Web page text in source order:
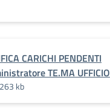
CARICHI PENDENTI
TE.MA UFFICIO
kb